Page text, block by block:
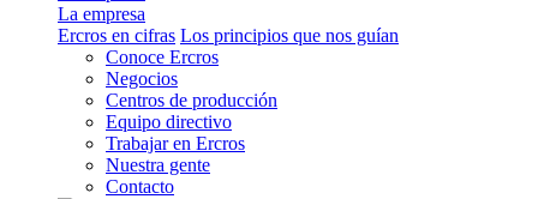
La empresa
Ercros en cifras Los principios que nos guían
Conoce Ercros
Negocios
Centros de producción
Equipo directivo
Trabajar en Ercros
Nuestra gente
Contacto